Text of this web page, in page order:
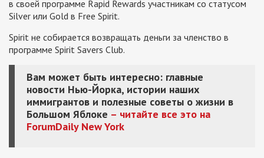
в своей программе Rapid Rewards участникам со статусом
Silver или Gold в Free Spirit.
Spirit не собирается возвращать деньги за членство в
программе Spirit Savers Club.
Вам может быть интересно: главные
новости Нью-Йорка, истории наших
иммигрантов и полезные советы о жизни в
Большом Яблоке – читайте все это на
ForumDaily New York